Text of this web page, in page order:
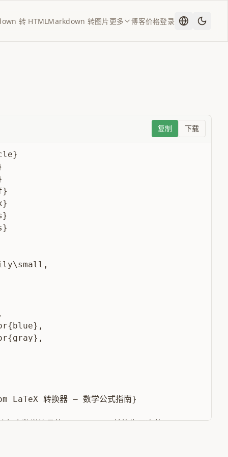
转 HTML Markdown 转图片更多 博客价格登录
复制 下载
转换器 — 数学公式指南}
数学符号的 Markdown 转换为干净的